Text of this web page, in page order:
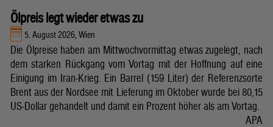
Ölpreis legt wieder etwas zu
5. August 2026, Wien
Die Ölpreise haben am Mittwochvormittag etwas zugelegt, nach
dem starken Rückgang vom Vortag mit der Hoffnung auf eine
Einigung im Iran-Krieg. Ein Barrel (159 Liter) der Referenzsorte
Brent aus der Nordsee mit Lieferung im Oktober wurde bei 80,15
US-Dollar gehandelt und damit ein Prozent höher als am Vortag.
APA